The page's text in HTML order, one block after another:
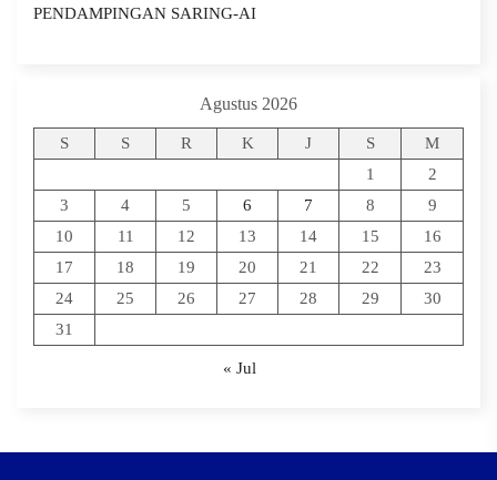
PENDAMPINGAN SARING-AI
Agustus 2026
S S R K J S
M
1
2
3
4 5 6 7 8
9
10
11 12 13 14 15
16
17
18 19 20 21 22
23
24
25 26 27 28 29
30
31
« Jul